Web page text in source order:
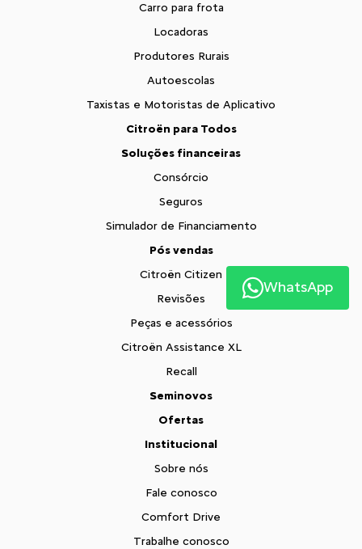
Carro para frota
Locadoras
Produtores Rurais
Autoescolas
Taxistas e Motoristas de Aplicativo
Citroën para Todos
Soluções financeiras
Consórcio
Seguros
Simulador de Financiamento
Pós vendas
Citroën Citizen
Revisões
Peças e acessórios
Citroën Assistance XL
Recall
Seminovos
Ofertas
Institucional
Sobre nós
Fale conosco
Comfort Drive
Trabalhe conosco
WhatsApp